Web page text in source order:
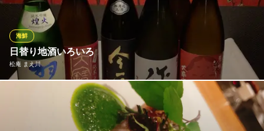
菜花野
寿司・和食・日本料理
ＪＲ大阪環状線弁天町駅 徒歩1分
大阪府大阪市港区波除3-3-9
日替り地酒いろいろ
松庵 まえ川
海鮮
新鮮な魚介や肉料理とお酒をお楽しみくださいませ♪